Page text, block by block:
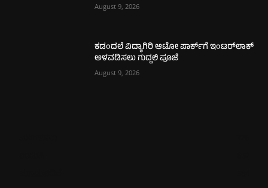
August 9, 2026
ಕಡಂದಲೆ ವಿದ್ಯಾಗಿರಿ ಆಟೋ ಪಾರ್ಕ್‌ಗೆ ಇಂಟರ್‌ಲಾಕ್
ಅಳವಡಿಸಲು ಗುದ್ದಲಿ ಪೂಜೆ
August 9, 2026